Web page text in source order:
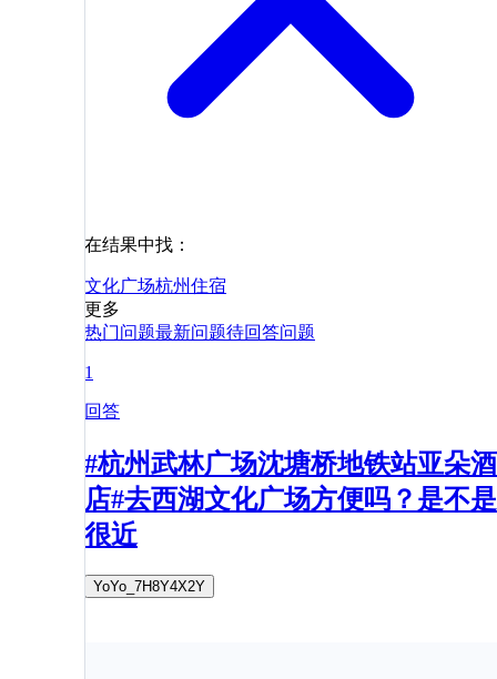
在结果中找：
文化广场杭州住宿
更多
热门问题最新问题待回答问题
1
回答
#杭州武林广场沈塘桥地铁站亚朵酒
店#去西湖文化广场方便吗？是不是
很近
YoYo_7H8Y4X2Y